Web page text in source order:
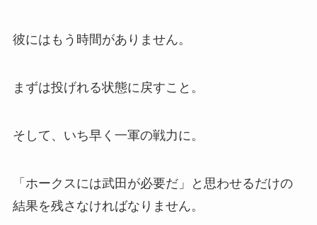
彼にはもう時間がありません。
まずは投げれる状態に戻すこと。
そして、いち早く一軍の戦力に。
「ホークスには武田が必要だ」と思わせるだけの
結果を残さなければなりません。